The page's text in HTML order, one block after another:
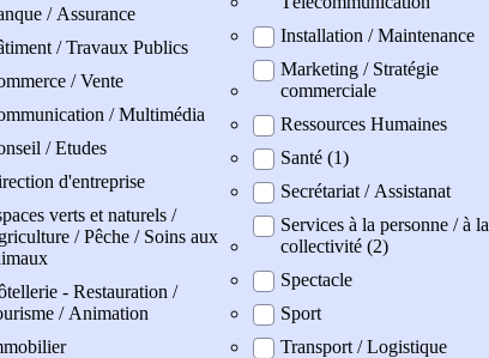
/ Assurance
/ Travaux Publics
/ Vente
/ Multimédia
/ Etudes
d'entreprise
verts et naturels /
/ Pêche / Soins aux
- Restauration /
/ Animation
Installation / Maintenance
Marketing / Stratégie
commerciale
Ressources Humaines
Santé (1)
Secrétariat / Assistanat
Services à la personne / à la
collectivité (2)
Spectacle
Sport
Transport / Logistique